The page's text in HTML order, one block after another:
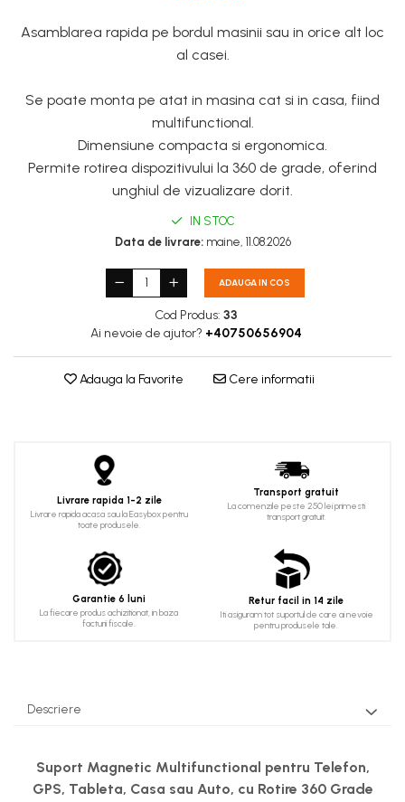
Asamblarea rapida pe bordul masinii sau in orice alt loc
al casei.
Se poate monta pe atat in masina cat si in casa, fiind
multifunctional.
Dimensiune compacta si ergonomica.
Permite rotirea dispozitivului la 360 de grade, oferind
unghiul de vizualizare dorit.
IN STOC
Data de livrare:maine, 11.08.2026
ADAUGA IN COS
Cod Produs: 33
Ai nevoie de ajutor? +40750656904
Adauga la Favorite Cere informatii
Livrare rapida 1-2 zile
Livrare rapida acasa sau la Easybox pentru
toate produsele.
Transport gratuit
La comenzile peste 250 lei primesti
transport gratuit.
Garantie 6 luni
La fiecare produs achizitionat, in baza
facturii fiscale.
Retur facil in 14 zile
Iti asiguram tot suportul de care ai nevoie
pentru produsele tale.
Descriere
Suport Magnetic Multifunctional pentru Telefon,
GPS, Tableta, Casa sau Auto, cu Rotire 360 Grade